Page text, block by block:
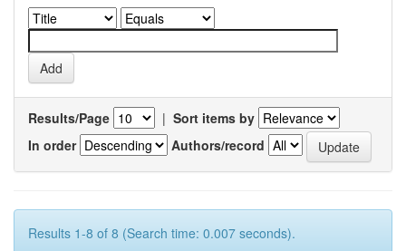
Results/Page | Sort items by
In order
Authors/record
Results 1-8 of 8 (Search time: 0.007 seconds).